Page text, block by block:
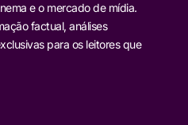
e o mercado de mídia.
factual, análises
para os leitores que